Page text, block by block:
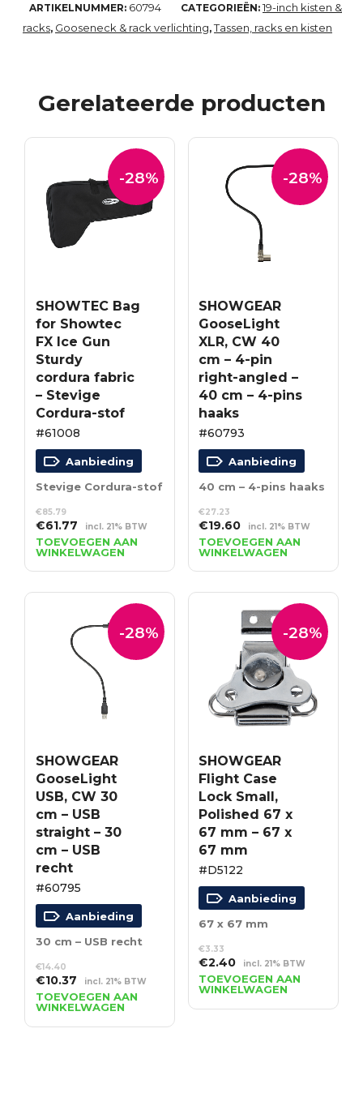
ARTIKELNUMMER: 60794 CATEGORIEËN: 19-inch kisten &
racks, Gooseneck & rack verlichting,Tassen, racks en kisten
Gerelateerde producten
-28%
SHOWTEC Bag
for Showtec
FX Ice Gun
Sturdy
cordura fabric
– Stevige
Cordura-stof
#61008
Aanbieding
Stevige Cordura-stof
€85.79
Oorspronkelijke
prijs
was:
€85.79.
€61.77Huidige
prijs
is:
€61.77.
incl. 21% BTW
TOEVOEGEN AAN
WINKELWAGEN
-28%
SHOWGEAR
GooseLight
XLR, CW 40
cm – 4-pin
right-angled –
40 cm – 4-pins
haaks
#60793
Aanbieding
40 cm – 4-pins haaks
€27.23
Oorspronkelijke
prijs
was:
€27.23.
€19.60Huidige
prijs
is:
€19.60.
incl. 21% BTW
TOEVOEGEN AAN
WINKELWAGEN
-28%
SHOWGEAR
GooseLight
USB, CW 30
cm – USB
straight – 30
cm – USB
recht
#60795
Aanbieding
30 cm – USB recht
€14.40
Oorspronkelijke
prijs
was:
€14.40.
€10.37Huidige
prijs
is:
€10.37.
incl. 21% BTW
TOEVOEGEN AAN
WINKELWAGEN
-28%
SHOWGEAR
Flight Case
Lock Small,
Polished 67 x
67 mm – 67 x
67 mm
#D5122
Aanbieding
67 x 67 mm
€3.33
Oorspronkelijke
prijs
was:
€3.33.
€2.40Huidige
prijs
is:
€2.40.
incl. 21% BTW
TOEVOEGEN AAN
WINKELWAGEN